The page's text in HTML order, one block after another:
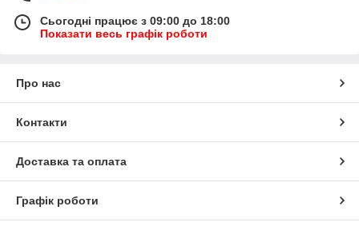
Сьогодні працює з 09:00 до 18:00
Показати весь графік роботи
Про нас
Контакти
Доставка та оплата
Графік роботи